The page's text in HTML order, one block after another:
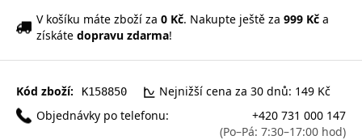
V košíku máte zboží za 0 Kč. Nakupte ještě za 999 Kč a
získáte dopravu zdarma!
Kód zboží: K158850
Nejnižší cena za 30 dnů: 149 Kč
Objednávky po telefonu:
+420 731 000 147
(Po–Pá: 7:30–17:00 hod)